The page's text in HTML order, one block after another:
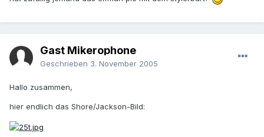
Gast Mikerophone
Geschrieben 3. November 2005
Hallo zusammen,
hier endlich das Shore/Jackson-Bild: